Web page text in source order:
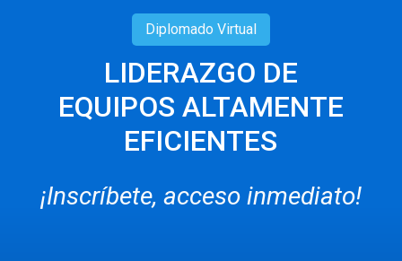
Diplomado Virtual
LIDERAZGO DE
EQUIPOS ALTAMENTE
EFICIENTES
¡Inscríbete, acceso inmediato!